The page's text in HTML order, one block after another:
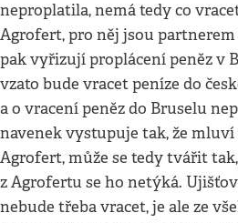
neproplatila, nemá tedy co
Agrofert, pro něj jsou partnerem
pak vyřizují proplácení peněz v
vzato bude vracet peníze do
a o vracení peněz do Bruselu
navenek vystupuje tak, že mluví
Agrofert, může se tedy tvářit
z Agrofertu se ho netýká.
nebude třeba vracet, je ale ze